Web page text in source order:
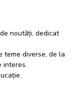
noutăți, dedicat
teme diverse, de la
interes.